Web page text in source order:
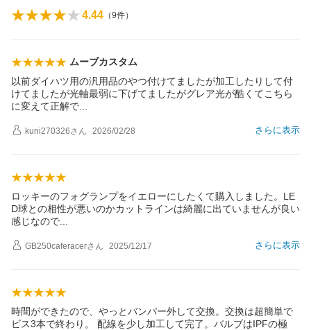
4.44 （9件）
ムーブカスタム
以前ダイハツ用の汎用品のやつ付けてましたが加工したりして付
けてましたが光軸最弱に下げてましたがグレア光が酷くてこちら
に変えて正解で
さらに表示
kuni270326さん 2026/02/28
ロッキーのフォグランプをイエローにしたくて購入しました。LE
D球との相性が悪いのかカットラインは綺麗に出ていませんが良い
感じなので
さらに表示
GB250caferacerさん 2025/12/17
時間ができたので、やっとバンパー外して交換。交換は超簡単で
ビス3本で終わり。 配線を少し加工して完了。バルブはIPFの極